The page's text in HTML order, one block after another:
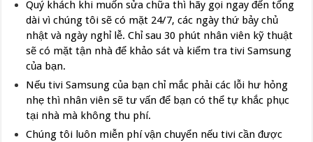
Quý khách khi muốn sửa chữa thì hãy gọi ngay đến tổng
dài vì chúng tôi sẽ có mặt 24/7, các ngày thứ bảy chủ
nhật và ngày nghỉ lễ. Chỉ sau 30 phút nhân viên kỹ thuật
sẽ có mặt tận nhà để khảo sát và kiểm tra tivi Samsung
của bạn.
Nếu tivi Samsung của bạn chỉ mắc phải các lỗi hư hỏng
nhẹ thì nhân viên sẽ tư vấn để bạn có thể tự khắc phục
tại nhà mà không thu phí.
Chúng tôi luôn miễn phí vận chuyển nếu tivi cần được